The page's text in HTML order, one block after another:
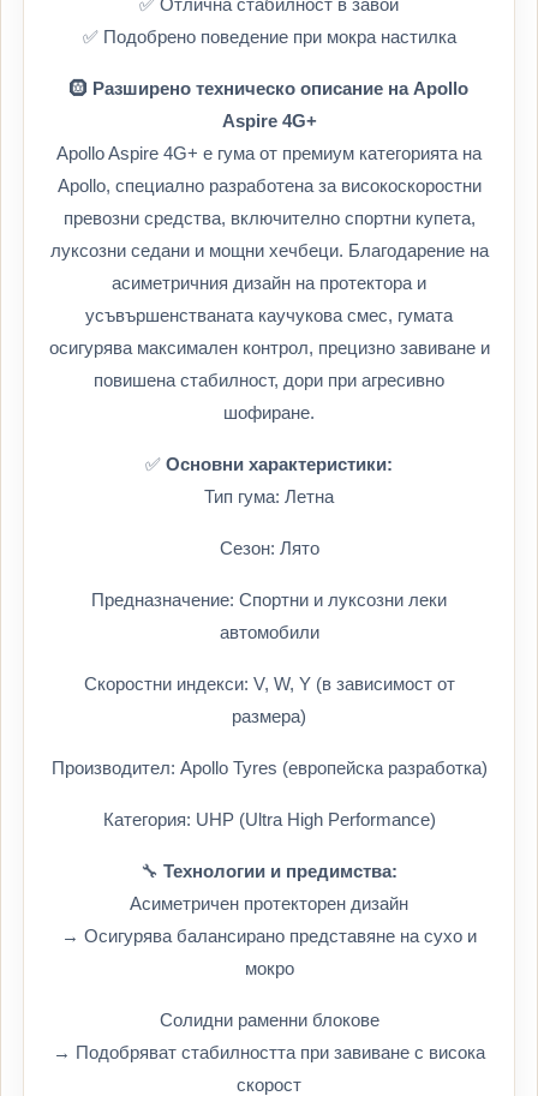
✅ Отлична стабилност в завои
✅ Подобрено поведение при мокра настилка
🛞 Разширено техническо описание на Apollo
Aspire 4G+
Apollo Aspire 4G+ е гума от премиум категорията на
Apollo, специално разработена за високоскоростни
превозни средства, включително спортни купета,
луксозни седани и мощни хечбеци. Благодарение на
асиметричния дизайн на протектора и
усъвършенстваната каучукова смес, гумата
осигурява максимален контрол, прецизно завиване и
повишена стабилност, дори при агресивно
шофиране.
✅ Основни характеристики:
Тип гума: Летна
Сезон: Лято
Предназначение: Спортни и луксозни леки
автомобили
Скоростни индекси: V, W, Y (в зависимост от
размера)
Производител: Apollo Tyres (европейска разработка)
Категория: UHP (Ultra High Performance)
🔧 Технологии и предимства:
Асиметричен протекторен дизайн
→ Осигурява балансирано представяне на сухо и
мокро
Солидни раменни блокове
→ Подобряват стабилността при завиване с висока
скорост